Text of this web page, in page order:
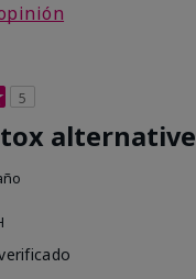
5
alternative